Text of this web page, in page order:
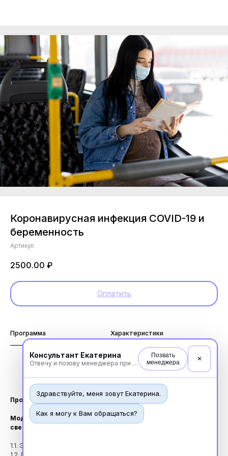
Консультант Екатерина
Отвечу и позову менеджера при необходимости
Позвать
менеджера
✕
Здравствуйте, меня зовут Екатерина.
Как я могу к Вам обращаться?
Коронавирусная инфекция COVID-19 и
беременность
Артикул:
2500.00 ₽
Оплатить
Программа Характеристики
За этот курс вы получите 36 зет-баллов
Курс предназначен для высшего мед. персонала
Программа
Модуль I. Новая коронавирусная инфекция: основные
сведения.
1.1. Эпидемиология. Клиническая картина.